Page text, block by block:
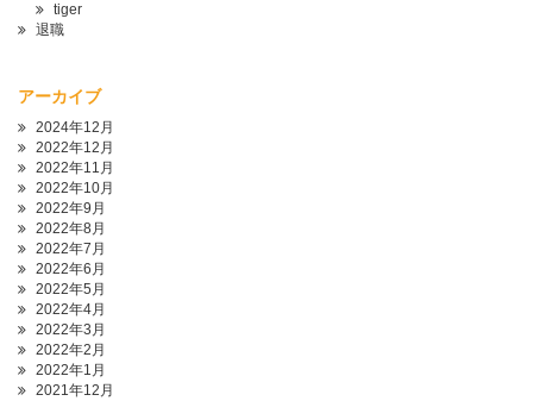
tiger
退職
アーカイブ
2024年12月
2022年12月
2022年11月
2022年10月
2022年9月
2022年8月
2022年7月
2022年6月
2022年5月
2022年4月
2022年3月
2022年2月
2022年1月
2021年12月